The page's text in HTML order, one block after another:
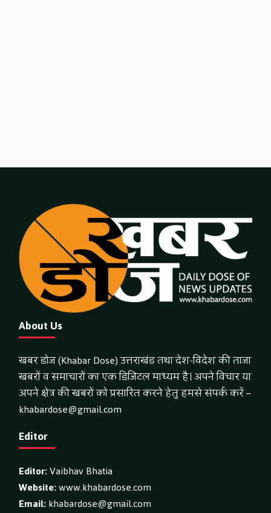
About Us
खबर डोज (Khabar Dose) उत्तराखंड तथा देश-विदेश की ताजा
खबरों व समाचारों का एक डिजिटल माध्यम है। अपने विचार या
अपने क्षेत्र की खबरों को प्रसारित करने हेतु हमसे संपर्क करें –
khabardose@gmail.com
Editor
Editor:Vaibhav Bhatia
Website:www.khabardose.com
Email:khabardose@gmail.com